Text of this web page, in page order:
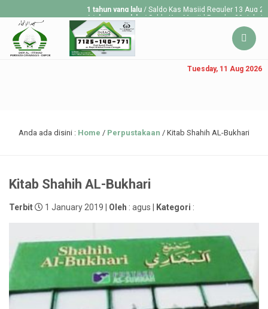
1 tahun yang lalu/ Saldo Kas Masjid Reguler 13 Aug 2025
1 tahun yang lalu/ Saldo Kas Masjid Reguler 30 July 2025
1 tahun yang lalu/ Saldo Kas Masjid Reguler 23 July 2025
Tuesday, 11 Aug 2026
Anda ada disini : Home / Perpustakaan / Kitab Shahih AL-Bukhari
Kitab Shahih AL-Bukhari
Terbit 1 January 2019 | Oleh : agus | Kategori :